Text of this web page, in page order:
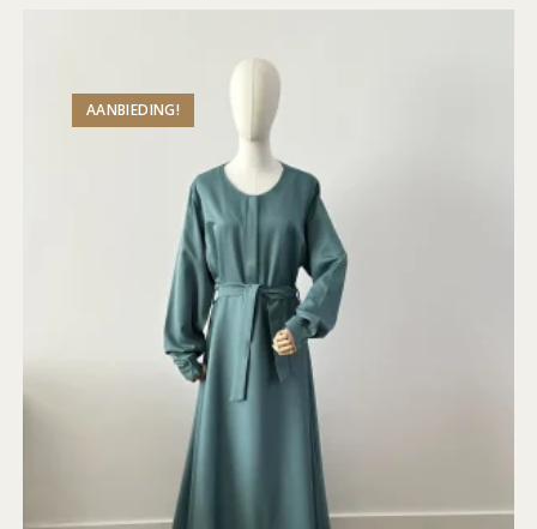
AANBIEDING!